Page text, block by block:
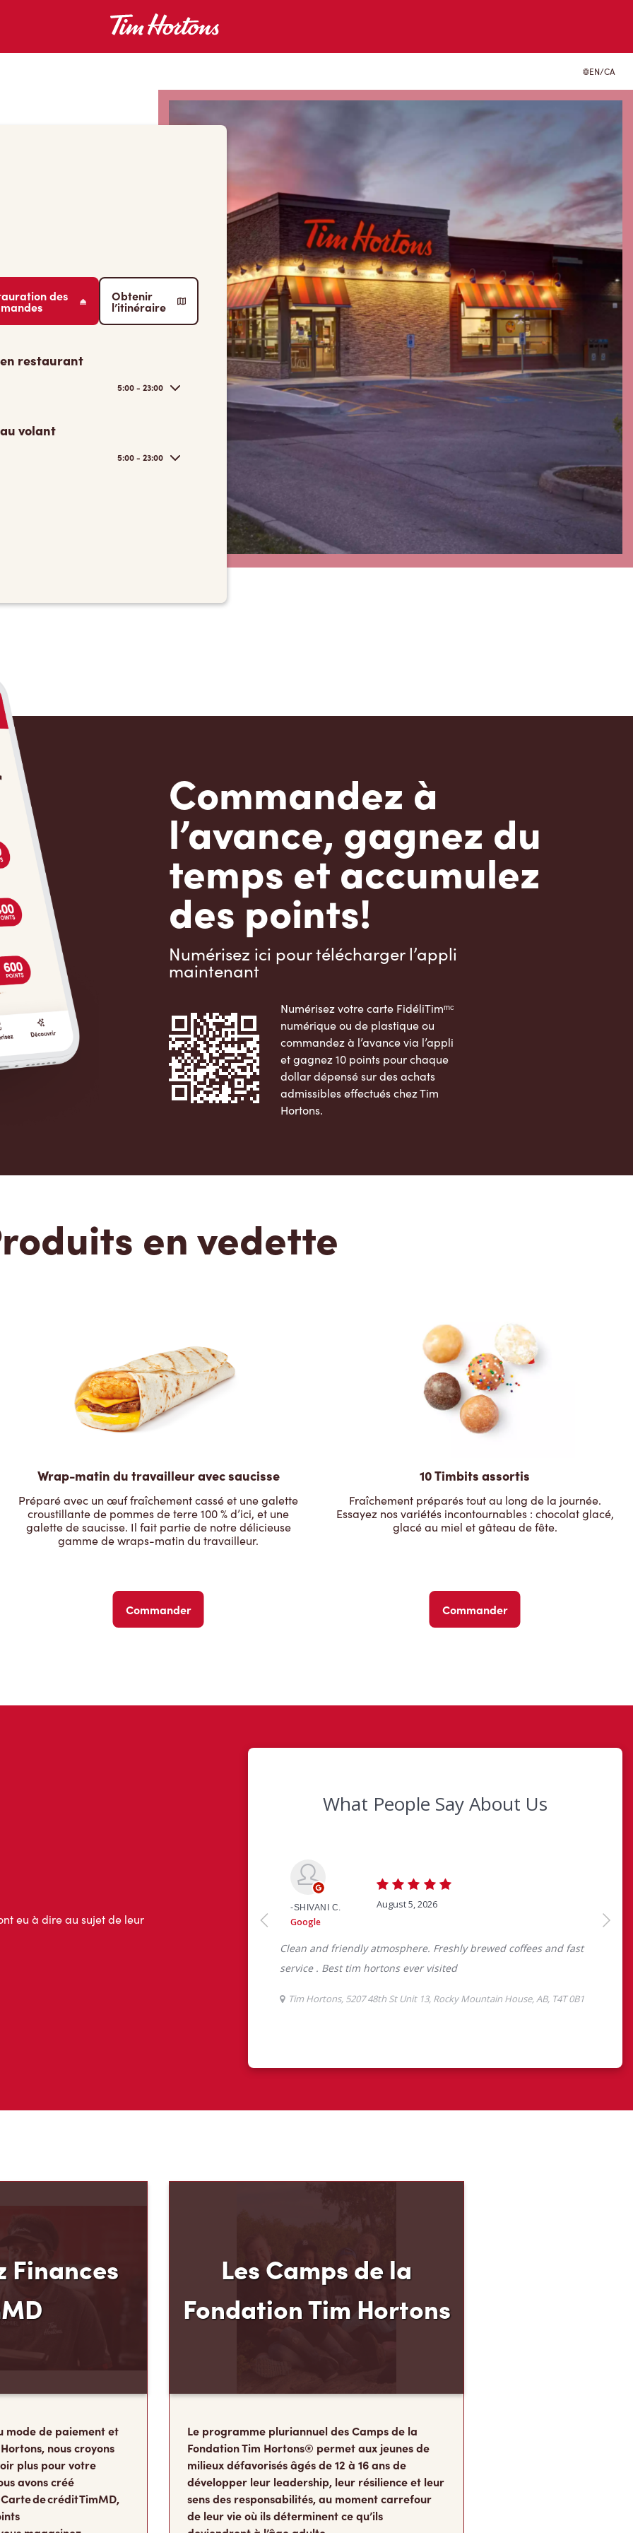
EN/CA
des Obtenir
l’itinéraire
restaurant
5:00 - 23:00
volant
5:00 - 23:00
Commandez à
l’avance, gagnez du
temps et accumulez
des points!
Numérisez ici pour télécharger l’appli
maintenant
Numérisez votre carte FidéliTimᵐᶜ
numérique ou de plastique ou
commandez à l’avance via l’appli
et gagnez 10 points pour chaque
dollar dépensé sur des achats
admissibles effectués chez Tim
Hortons.
en vedette
Wrap-matin du travailleur avec saucisse
Préparé avec un œuf fraîchement cassé et une galette
croustillante de pommes de terre 100 % d’ici, et une
galette de saucisse. Il fait partie de notre délicieuse
gamme de wraps-matin du travailleur.
Commander
10 Timbits assortis
Fraîchement préparés tout au long de la journée.
Essayez nos variétés incontournables : chocolat glacé,
glacé au miel et gâteau de fête.
Commander
nous croyons
plus pour votre
avons créé
de crédit TimMD,
magasinez.
Fondation Tim Hortons
Fondation Tim Hortons® permet aux jeunes de
milieux défavorisés âgés de 12 à 16 ans de
développer leur leadership, leur résilience et leur
sens des responsabilités, au moment carrefour
de leur vie où ils déterminent ce qu’ils
deviendront à l’âge adulte.